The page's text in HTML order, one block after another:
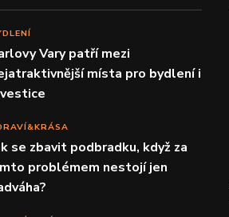
Vary patří mezi
místa pro bydlení i
se zbavit podbradku, když za
problémem nestojí jen